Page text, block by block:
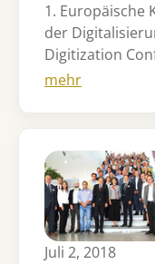
1. Europäische
der
Digitization
mehr
Juli 2, 2018